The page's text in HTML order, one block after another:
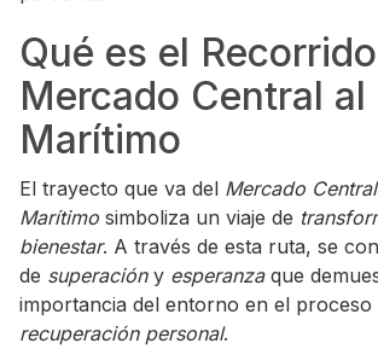
Qué es el
Mercado Central al
Marítimo
El trayecto que va del Mercado Central
Marítimo simboliza un viaje de
bienestar. A través de esta ruta, se
de superacióny esperanzaque
importancia del entorno en el proceso
recuperación personal.